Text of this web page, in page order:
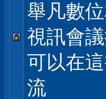
舉凡數
視訊會
可以在
流